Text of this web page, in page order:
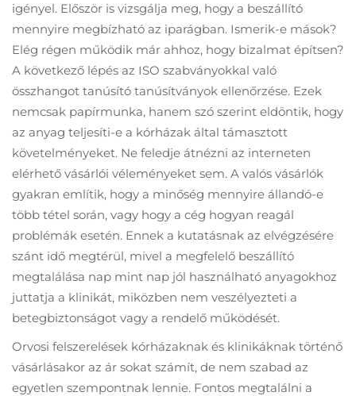
igényel. Először is vizsgálja meg, hogy a beszállító
mennyire megbízható az iparágban. Ismerik-e mások?
Elég régen működik már ahhoz, hogy bizalmat építsen?
A következő lépés az ISO szabványokkal való
összhangot tanúsító tanúsítványok ellenőrzése. Ezek
nemcsak papírmunka, hanem szó szerint eldöntik, hogy
az anyag teljesíti-e a kórházak által támasztott
követelményeket. Ne feledje átnézni az interneten
elérhető vásárlói véleményeket sem. A valós vásárlók
gyakran említik, hogy a minőség mennyire állandó-e
több tétel során, vagy hogy a cég hogyan reagál
problémák esetén. Ennek a kutatásnak az elvégzésére
szánt idő megtérül, mivel a megfelelő beszállító
megtalálása nap mint nap jól használható anyagokhoz
juttatja a klinikát, miközben nem veszélyezteti a
betegbiztonságot vagy a rendelő működését.
Orvosi felszerelések kórházaknak és klinikáknak történő
vásárlásakor az ár sokat számít, de nem szabad az
egyetlen szempontnak lennie. Fontos megtalálni a